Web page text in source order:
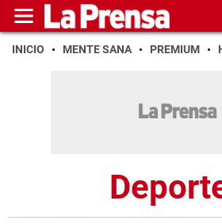
INICIO MENTE SANA PREMIUM